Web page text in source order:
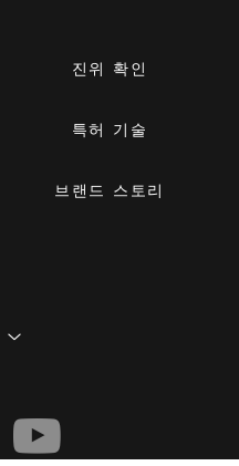
진위 확인
특허 기술
브랜드 스토리